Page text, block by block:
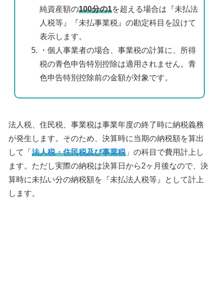
純資産額の100分の1を超える場合は『未払法
人税等』『未払事業税』の勘定科目を設けて
表示します。
・個人事業者の場合、事業税の計算に、所得
税の青色申告特別控除は適用されません。青
色申告特別控除前の金額が対象です。
法人税、住民税、事業税は事業年度の終了時に納税義務
が発生します。そのため、決算時に当期の納税額を算出
して「 法人税・住民税及び事業税」の科目で費用計上し
ます。ただし実際の納税は決算日から2ヶ月後なので、決
算時に未払い分の納税額を『未払法人税等』として計上
します。